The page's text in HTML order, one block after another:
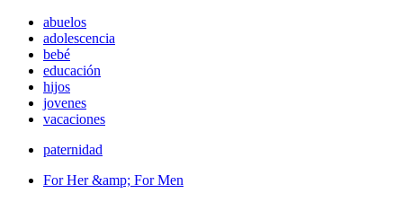
abuelos
adolescencia
bebé
educación
hijos
jovenes
vacaciones
paternidad
For Her &amp; For Men